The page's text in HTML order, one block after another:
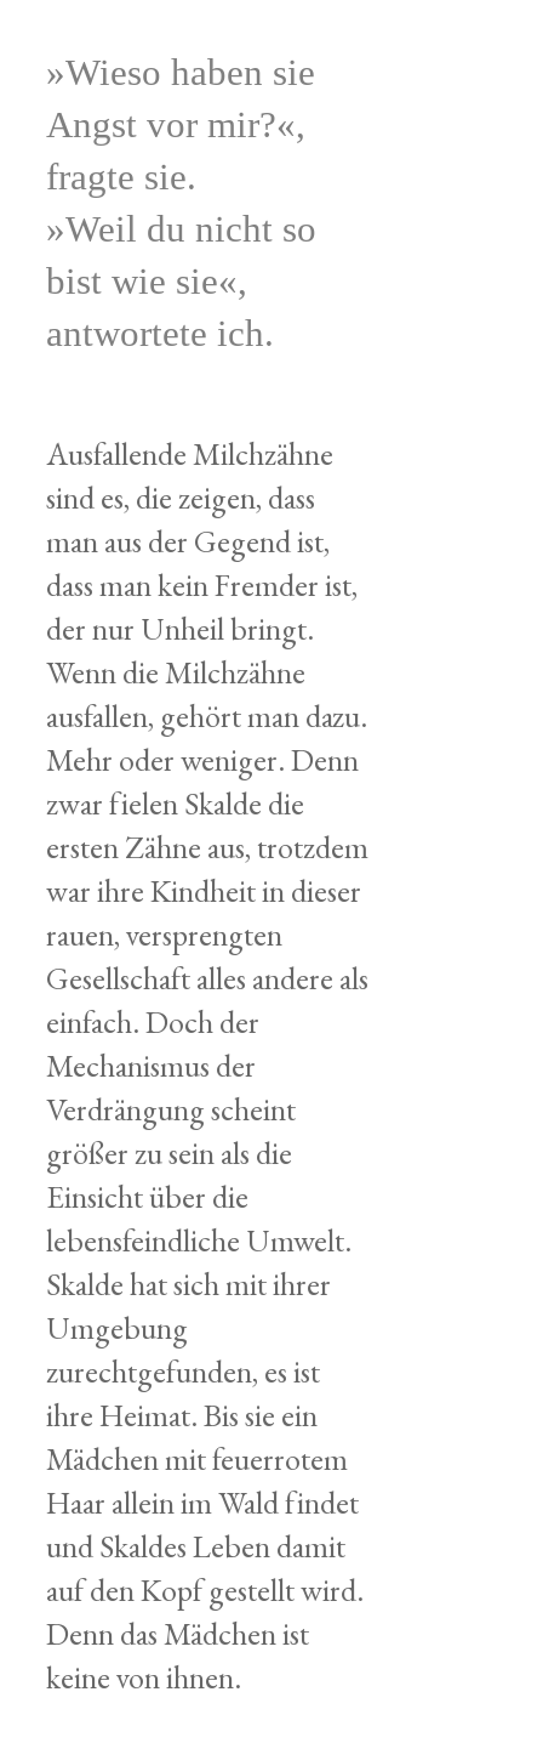
»Wieso haben sie
Angst vor mir?«,
fragte sie.
»Weil du nicht so
bist wie sie«,
antwortete ich.
Ausfallende Milchzähne
sind es, die zeigen, dass
man aus der Gegend ist,
dass man kein Fremder ist,
der nur Unheil bringt.
Wenn die Milchzähne
ausfallen, gehört man dazu.
Mehr oder weniger. Denn
zwar fielen Skalde die
ersten Zähne aus, trotzdem
war ihre Kindheit in dieser
rauen, versprengten
Gesellschaft alles andere als
einfach. Doch der
Mechanismus der
Verdrängung scheint
größer zu sein als die
Einsicht über die
lebensfeindliche Umwelt.
Skalde hat sich mit ihrer
Umgebung
zurechtgefunden, es ist
ihre Heimat. Bis sie ein
Mädchen mit feuerrotem
Haar allein im Wald findet
und Skaldes Leben damit
auf den Kopf gestellt wird.
Denn das Mädchen ist
keine von ihnen.